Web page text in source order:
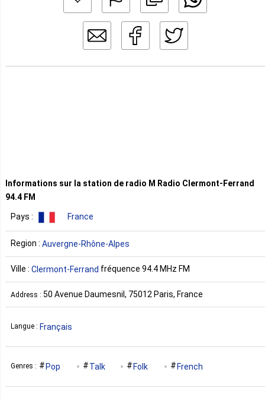
Informations sur la station de radio M Radio Clermont-Ferrand
94.4 FM
Pays : France
Region : Auvergne-Rhône-Alpes
Ville : Clermont-Ferrand fréquence 94.4 MHz FM
Address : 50 Avenue Daumesnil, 75012 Paris, France
Langue : Français
Genres : Pop Talk Folk French